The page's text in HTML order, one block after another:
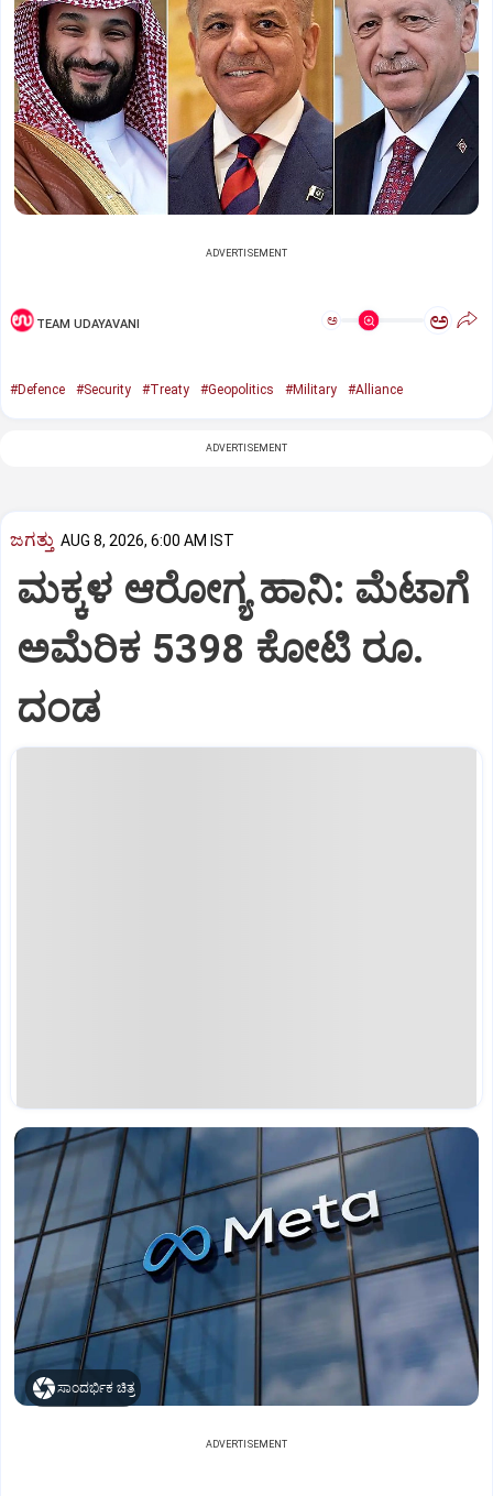
ADVERTISEMENT
TEAM UDAYAVANI ಅ ಅ
#Defence #Security #Treaty #Geopolitics #Military #Alliance
ADVERTISEMENT
ಜಗತ್ತು AUG 8, 2026, 6:00 AM IST
ಮಕ್ಕಳ ಆರೋಗ್ಯ ಹಾನಿ: ಮೆಟಾಗೆ
ಅಮೆರಿಕ 5398 ಕೋಟಿ ರೂ.
ದಂಡ
ಸಾಂದರ್ಭಿಕ ಚಿತ್ರ
ADVERTISEMENT